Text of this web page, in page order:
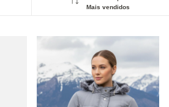
Mais vendidos